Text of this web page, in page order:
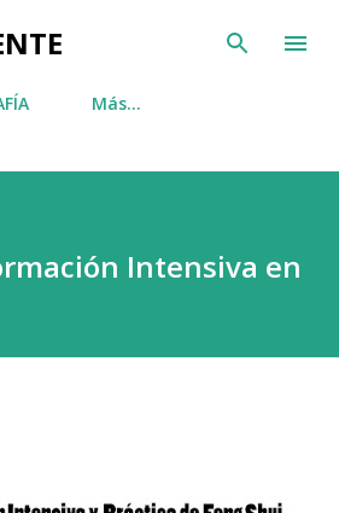
contenido principal
Más…
Intensiva en